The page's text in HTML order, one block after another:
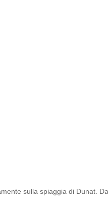
sulla spiaggia di Dunat.